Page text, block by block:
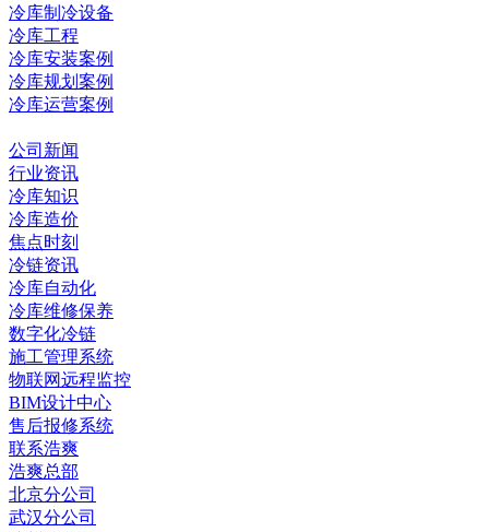
冷库制冷设备
冷库工程
冷库安装案例
冷库规划案例
冷库运营案例
公司新闻
行业资讯
冷库知识
冷库造价
焦点时刻
冷链资讯
冷库自动化
冷库维修保养
数字化冷链
施工管理系统
物联网远程监控
BIM设计中心
售后报修系统
联系浩爽
浩爽总部
北京分公司
武汉分公司